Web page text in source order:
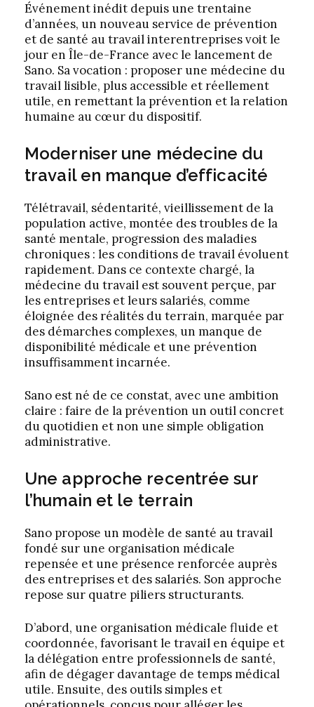
Événement inédit depuis une trentaine
d’années, un nouveau service de prévention
et de santé au travail interentreprises voit le
jour en Île-de-France avec le lancement de
Sano. Sa vocation : proposer une médecine du
travail lisible, plus accessible et réellement
utile, en remettant la prévention et la relation
humaine au cœur du dispositif.
Moderniser une médecine du
travail en manque d’efficacité
Télétravail, sédentarité, vieillissement de la
population active, montée des troubles de la
santé mentale, progression des maladies
chroniques : les conditions de travail évoluent
rapidement. Dans ce contexte chargé, la
médecine du travail est souvent perçue, par
les entreprises et leurs salariés, comme
éloignée des réalités du terrain, marquée par
des démarches complexes, un manque de
disponibilité médicale et une prévention
insuffisamment incarnée.
Sano est né de ce constat, avec une ambition
claire : faire de la prévention un outil concret
du quotidien et non une simple obligation
administrative.
Une approche recentrée sur
l’humain et le terrain
Sano propose un modèle de santé au travail
fondé sur une organisation médicale
repensée et une présence renforcée auprès
des entreprises et des salariés. Son approche
repose sur quatre piliers structurants.
D’abord, une organisation médicale fluide et
coordonnée, favorisant le travail en équipe et
la délégation entre professionnels de santé,
afin de dégager davantage de temps médical
utile. Ensuite, des outils simples et